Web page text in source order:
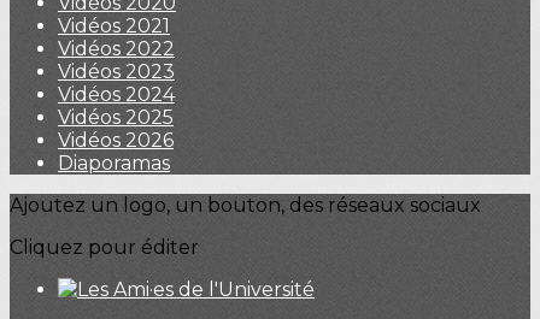
Vidéos 2021
Vidéos 2022
Vidéos 2023
Vidéos 2024
Vidéos 2025
Vidéos 2026
Diaporamas
Ajoutez un logo, un bouton, des réseaux sociaux
Cliquez pour éditer